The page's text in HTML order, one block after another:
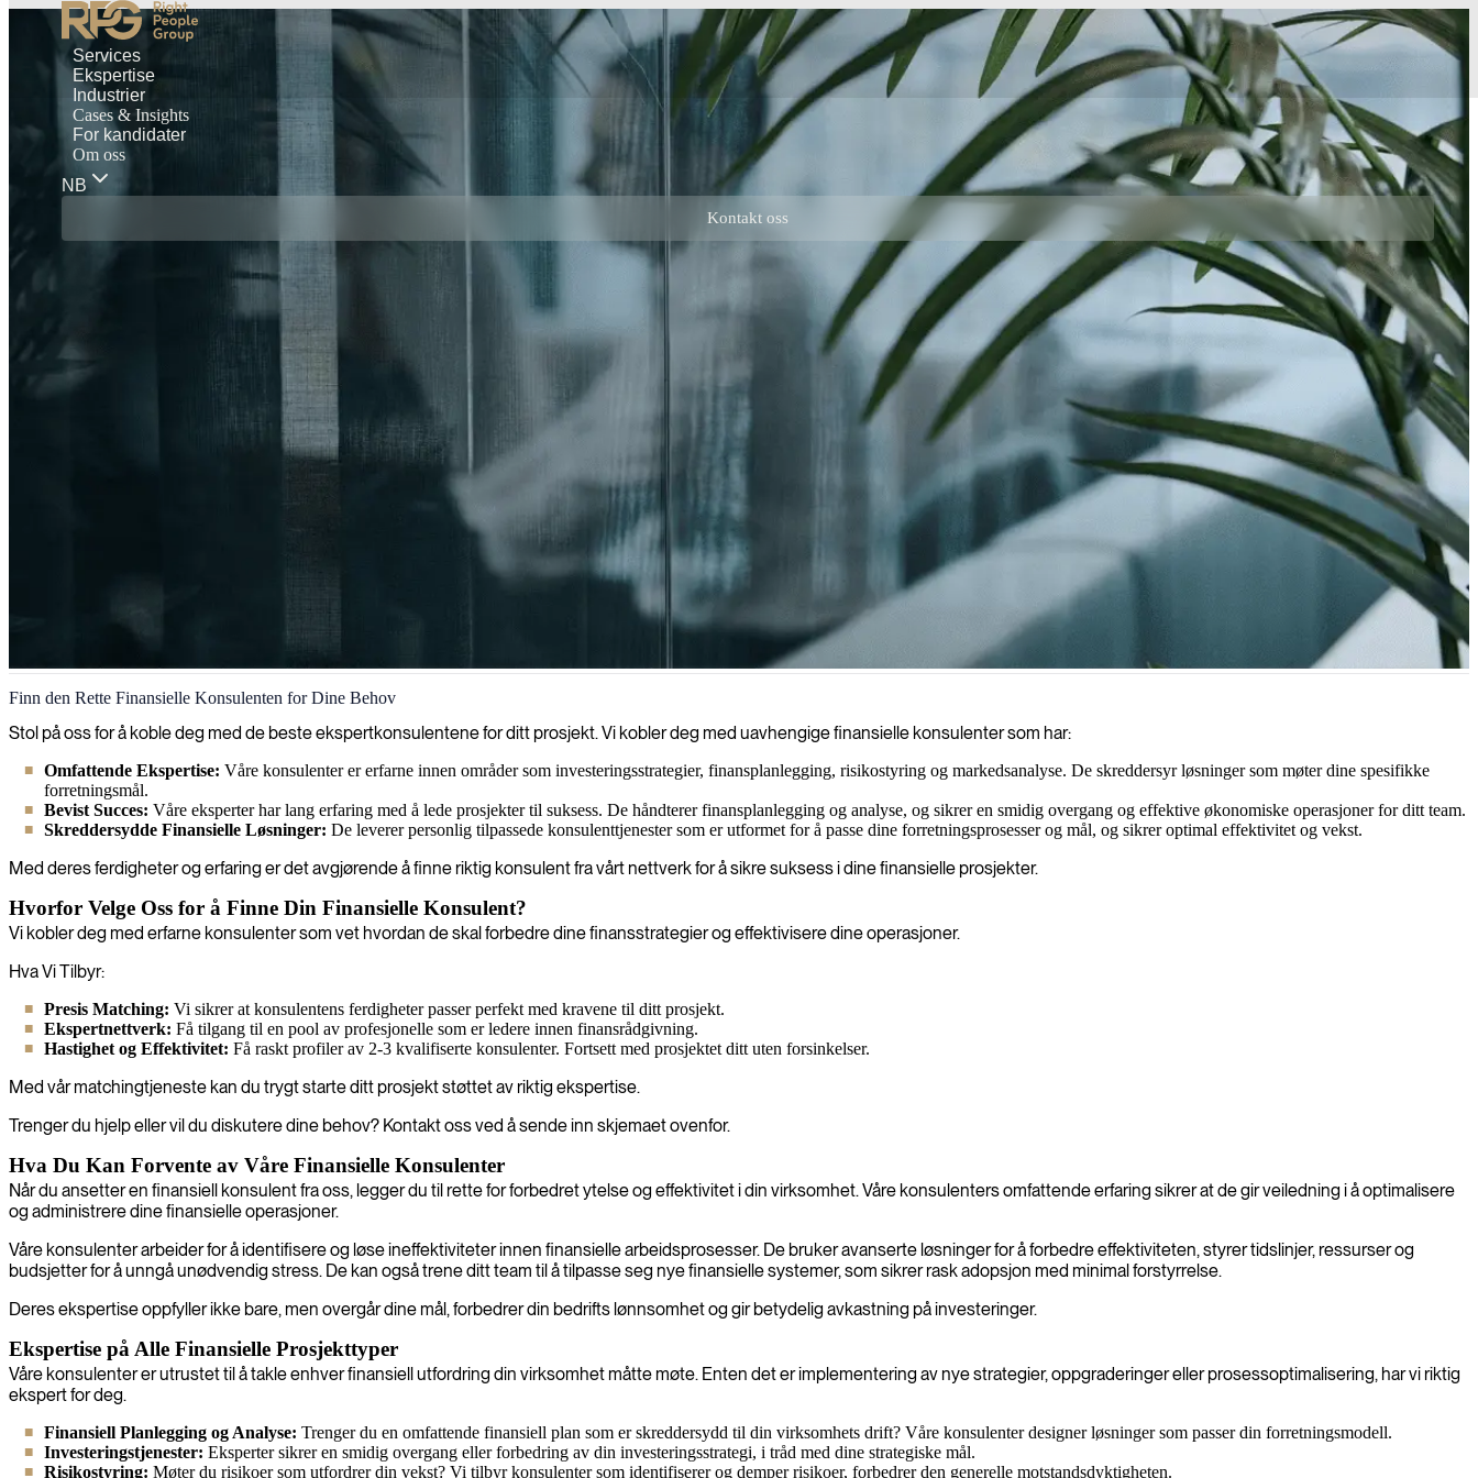
Services
Ekspertise
Industrier
Cases & Insights
For kandidater
Om oss
NB
Kontakt oss
Finansielle
Vi tilbyr økonomiske konsulenttjenester som frigjør strategiske innsikter og optimaliserer dine økonomiske operasjoner, noe som sikrer velinformerte beslutninger og bærekraftig vekst for din virksomhet.
Finn den Rette Finansielle Konsulenten for Dine Behov
Stol på oss for å koble deg med de beste ekspertkonsulentene for ditt prosjekt. Vi kobler deg med uavhengige finansielle konsulenter som har:
Omfattende Ekspertise: Våre konsulenter er erfarne innen områder som investeringsstrategier, finansplanlegging, risikostyring og markedsanalyse. De skreddersyr løsninger som møter dine spesifikke
forretningsmål.
Bevist Succes: Våre eksperter har lang erfaring med å lede prosjekter til suksess. De håndterer finansplanlegging og analyse, og sikrer en smidig overgang og effektive økonomiske operasjoner for ditt team.
Skreddersydde Finansielle Løsninger: De leverer personlig tilpassede konsulenttjenester som er utformet for å passe dine forretningsprosesser og mål, og sikrer optimal effektivitet og vekst.
Med deres ferdigheter og erfaring er det avgjørende å finne riktig konsulent fra vårt nettverk for å sikre suksess i dine finansielle prosjekter.
Hvorfor Velge Oss for å Finne Din Finansielle Konsulent?
Vi kobler deg med erfarne konsulenter som vet hvordan de skal forbedre dine finansstrategier og effektivisere dine operasjoner.
Hva Vi Tilbyr:
Presis Matching: Vi sikrer at konsulentens ferdigheter passer perfekt med kravene til ditt prosjekt.
Ekspertnettverk: Få tilgang til en pool av profesjonelle som er ledere innen finansrådgivning.
Hastighet og Effektivitet: Få raskt profiler av 2-3 kvalifiserte konsulenter. Fortsett med prosjektet ditt uten forsinkelser.
Med vår matchingtjeneste kan du trygt starte ditt prosjekt støttet av riktig ekspertise.
Trenger du hjelp eller vil du diskutere dine behov? Kontakt oss ved å sende inn skjemaet ovenfor.
Hva Du Kan Forvente av Våre Finansielle Konsulenter
Når du ansetter en finansiell konsulent fra oss, legger du til rette for forbedret ytelse og effektivitet i din virksomhet. Våre konsulenters omfattende erfaring sikrer at de gir veiledning i å optimalisere
og administrere dine finansielle operasjoner.
Våre konsulenter arbeider for å identifisere og løse ineffektiviteter innen finansielle arbeidsprosesser. De bruker avanserte løsninger for å forbedre effektiviteten, styrer tidslinjer, ressurser og
budsjetter for å unngå unødvendig stress. De kan også trene ditt team til å tilpasse seg nye finansielle systemer, som sikrer rask adopsjon med minimal forstyrrelse.
Deres ekspertise oppfyller ikke bare, men overgår dine mål, forbedrer din bedrifts lønnsomhet og gir betydelig avkastning på investeringer.
Ekspertise på Alle Finansielle Prosjekttyper
Våre konsulenter er utrustet til å takle enhver finansiell utfordring din virksomhet måtte møte. Enten det er implementering av nye strategier, oppgraderinger eller prosessoptimalisering, har vi riktig
ekspert for deg.
Finansiell Planlegging og Analyse: Trenger du en omfattende finansiell plan som er skreddersydd til din virksomhets drift? Våre konsulenter designer løsninger som passer din forretningsmodell.
Investeringstjenester: Eksperter sikrer en smidig overgang eller forbedring av din investeringsstrategi, i tråd med dine strategiske mål.
Risikostyring: Møter du risikoer som utfordrer din vekst? Vi tilbyr konsulenter som identifiserer og demper risikoer, forbedrer den generelle motstandsdyktigheten.